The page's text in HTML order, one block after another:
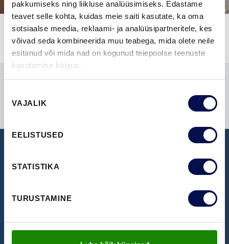
pakkumiseks ning liikluse analüüsimiseks. Edastame
teavet selle kohta, kuidas meie saiti kasutate, ka oma
sotsiaalse meedia, reklaami- ja analüüsipartneritele, kes
võivad seda kombineerida muu teabega, mida olete neile
esitanud või mida nad on kogunud teiepoolse teenuste
kasutamise käigus.
valik
VAJALIK
EELISTUSED
STATISTIKA
TURUSTAMINE
NÄIDISTESAAL